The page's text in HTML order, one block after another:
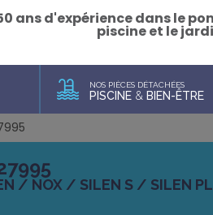
ans d'expérience dans le
piscine et le
NOS PIÈCES DÉTACHÉES
PISCINE & BIEN-ÊTRE
/ NOX / SILEN S / SILEN